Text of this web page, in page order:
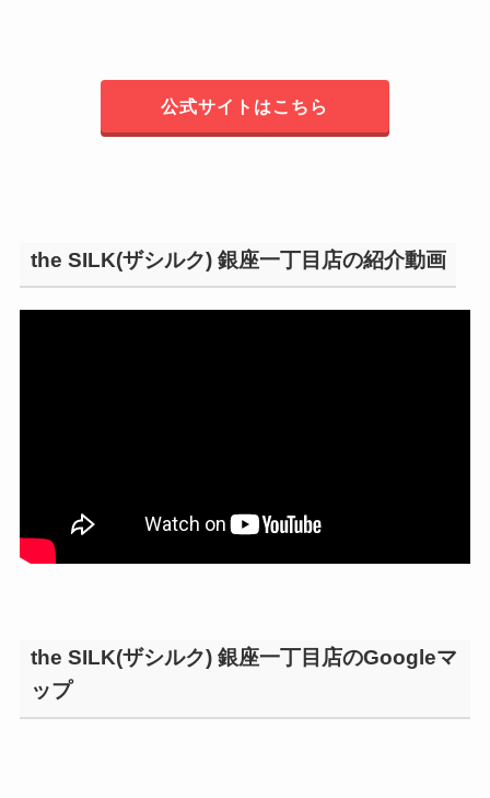
公式サイトはこちら
the SILK(ザシルク) 銀座一丁目店の紹介動画
the SILK(ザシルク) 銀座一丁目店のGoogleマ
ップ